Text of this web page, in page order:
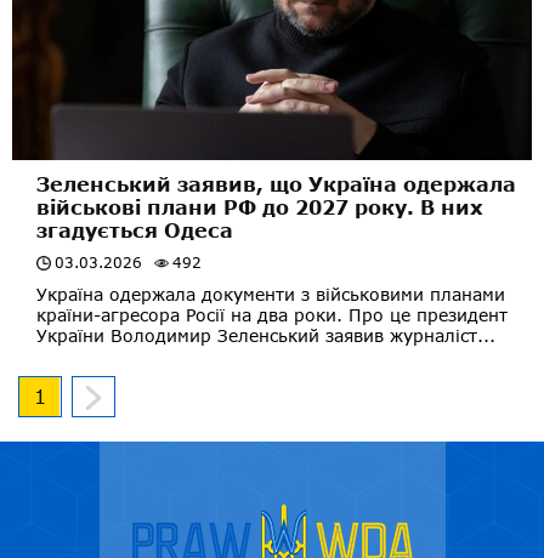
Зеленський заявив, що Україна одержала
військові плани РФ до 2027 року. В них
згадується Одеса
03.03.2026 492
Україна одержала документи з військовими планами
країни-агресора Росії на два роки. Про це президент
України Володимир Зеленський заявив журналіст...
1